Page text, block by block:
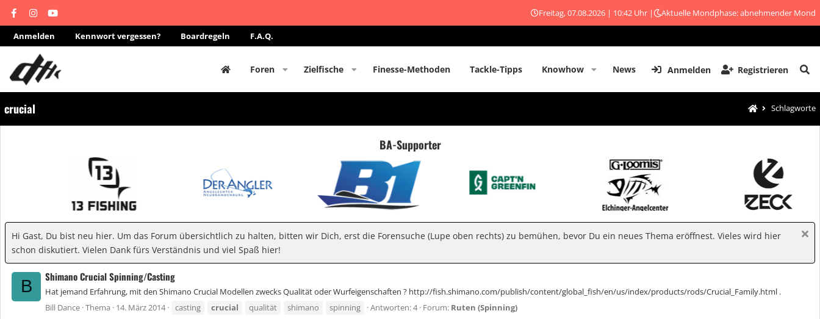
Freitag, 07.08.2026 | 10:42 Uhr | Aktuelle Mondphase: abnehmender Mond
Anmelden Kennwort vergessen? Boardregeln F.A.Q.
Foren Zielfische Finesse-Methoden Tackle-Tipps Knowhow News Anmelden Registrieren
crucial Schlagworte
BA-Supporter
Hi Gast, Du bist neu hier. Um das Forum übersichtlich zu halten, bitten wir Dich, erst die Forensuche (Lupe oben rechts) zu bemühen, bevor Du ein neues Thema eröffnest. Vieles wird hier
schon diskutiert. Vielen Dank fürs Verständnis und viel Spaß hier!
B
Shimano Crucial Spinning/Casting
Hat jemand Erfahrung, mit den Shimano Crucial Modellen zwecks Qualität oder Wurfeigenschaften ? http://fish.shimano.com/publish/content/global_fish/en/us/index/products/rods/Crucial_Family.html .
Bill Dance Thema 14. März 2014 casting crucial qualität shimano spinning Antworten: 4 Forum: Ruten (Spinning)